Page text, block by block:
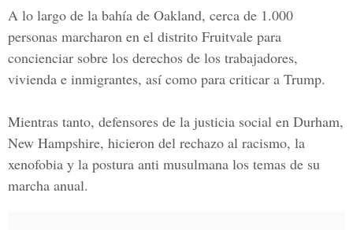
A lo largo de la bahía de Oakland, cerca de 1.000
personas marcharon en el distrito Fruitvale para
concienciar sobre los derechos de los trabajadores,
vivienda e inmigrantes, así como para criticar a Trump.
Mientras tanto, defensores de la justicia social en Durham,
New Hampshire, hicieron del rechazo al racismo, la
xenofobia y la postura anti musulmana los temas de su
marcha anual.